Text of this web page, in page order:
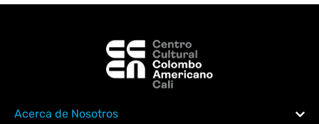
Acerca de Nosotros